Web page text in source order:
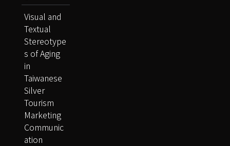
Visual and
Textual
Stereotype
s of Aging
in
Taiwanese
Silver
Tourism
Marketing
Communic
ation